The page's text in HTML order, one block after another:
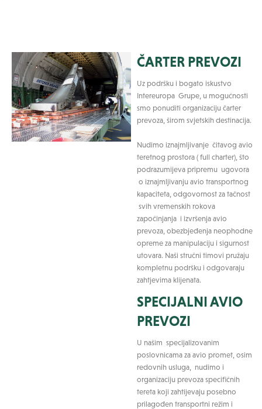
ČARTER PREVOZI
Uz podršku i bogato iskustvo
Intereuropa Grupe, u mogućnosti
smo ponuditi organizaciju čarter
prevoza, širom svjetskih destinacija.
Nudimo iznajmljivanje čitavog avio
teretnog prostora ( full charter), što
podrazumijeva pripremu ugovora
o iznajmljivanju avio transportnog
kapaciteta, odgovornost za tačnost
svih vremenskih rokova
započinjanja i izvršenja avio
prevoza, obezbjeđenja neophodne
opreme za manipulaciju i sigurnost
utovara. Naši stručni timovi pružaju
kompletnu podršku i odgovaraju
zahtjevima klijenata.
SPECIJALNI AVIO
PREVOZI
U našim specijalizovanim
poslovnicama za avio promet, osim
redovnih usluga, nudimo i
organizaciju prevoza specifičnih
tereta koji zahtijevaju posebno
prilagođen transportni režim i